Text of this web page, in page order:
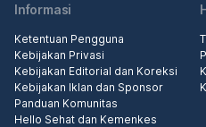
Informasi
Ketentuan Pengguna
Kebijakan Privasi
Kebijakan Editorial dan Koreksi
Kebijakan Iklan dan Sponsor
Panduan Komunitas
Hello Sehat dan Kemenkes